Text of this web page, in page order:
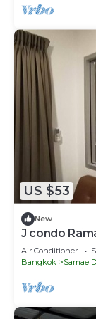
US $53
New
J condo
Air Conditioner
Bangkok
Samae